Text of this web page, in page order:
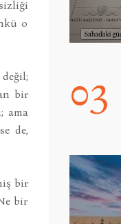
o
bir
ama
de,
bir
bir
03